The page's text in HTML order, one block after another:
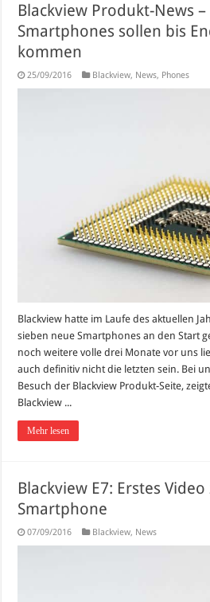
Blackview Produkt-News
Smartphones sollen bis
kommen
25/09/2016 Blackview, News, Phones
Blackview hatte im Laufe des aktuellen
sieben neue Smartphones an den Start
noch weitere volle drei Monate vor uns
auch definitiv nicht die letzten sein. Bei
Besuch der Blackview Produkt-Seite,
Blackview ...
Mehr lesen
Blackview E7: Erstes
Smartphone
07/09/2016 Blackview, News